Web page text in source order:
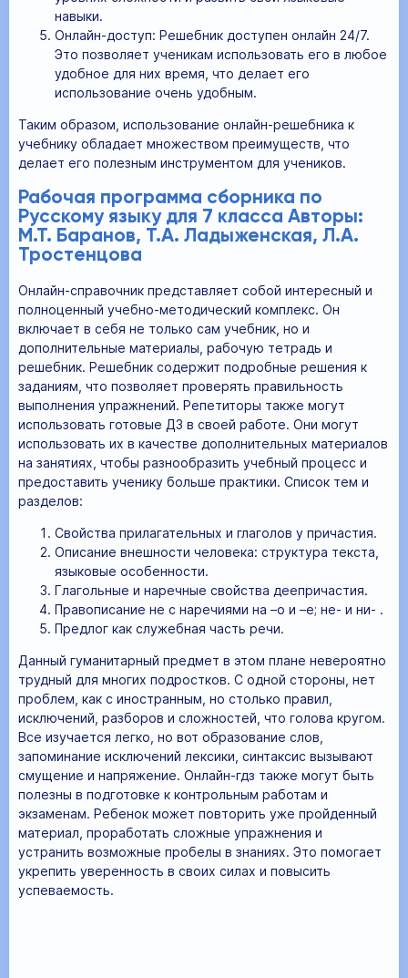
навыки.
Онлайн-доступ: Решебник доступен онлайн 24/7.
Это позволяет ученикам использовать его в любое
удобное для них время, что делает его
использование очень удобным.
Таким образом, использование онлайн-решебника к
учебнику обладает множеством преимуществ, что
делает его полезным инструментом для учеников.
Рабочая программа сборника по
Русскому языку для 7 класса Авторы:
М.Т. Баранов, Т.А. Ладыженская, Л.А.
Тростенцова
Онлайн-справочник представляет собой интересный и
полноценный учебно-методический комплекс. Он
включает в себя не только сам учебник, но и
дополнительные материалы, рабочую тетрадь и
решебник. Решебник содержит подробные решения к
заданиям, что позволяет проверять правильность
выполнения упражнений. Репетиторы также могут
использовать готовые ДЗ в своей работе. Они могут
использовать их в качестве дополнительных материалов
на занятиях, чтобы разнообразить учебный процесс и
предоставить ученику больше практики. Список тем и
разделов:
Свойства прилагательных и глаголов у причастия.
Описание внешности человека: структура текста,
языковые особенности.
Глагольные и наречные свойства деепричастия.
Правописание не с наречиями на –о и –е; не- и ни- .
Предлог как служебная часть речи.
Данный гуманитарный предмет в этом плане невероятно
трудный для многих подростков. С одной стороны, нет
проблем, как с иностранным, но столько правил,
исключений, разборов и сложностей, что голова кругом.
Все изучается легко, но вот образование слов,
запоминание исключений лексики, синтаксис вызывают
смущение и напряжение. Онлайн-гдз также могут быть
полезны в подготовке к контрольным работам и
экзаменам. Ребенок может повторить уже пройденный
материал, проработать сложные упражнения и
устранить возможные пробелы в знаниях. Это помогает
укрепить уверенность в своих силах и повысить
успеваемость.